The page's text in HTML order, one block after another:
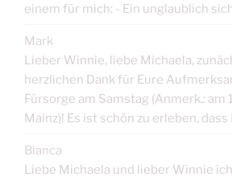
einem für mich: - Ein unglaublich
Mark
Lieber Winnie, liebe Michaela,
herzlichen Dank für Eure
Fürsorge am Samstag (Anmerk.: am
Mainz)! Es ist schön zu erleben, dass
Bianca
Liebe Michaela und lieber Winnie